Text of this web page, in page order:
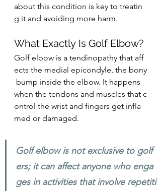
about this condition is key to treatin
g it and avoiding more harm.
What Exactly Is Golf Elbow?
Golf elbow is a tendinopathy that aff
ects the medial epicondyle, the bony
bump inside the elbow. It happens
when the tendons and muscles that c
ontrol the wrist and fingers get infla
med or damaged.
Golf elbow is not exclusive to golf
ers; it can affect anyone who enga
ges in activities that involve repetiti